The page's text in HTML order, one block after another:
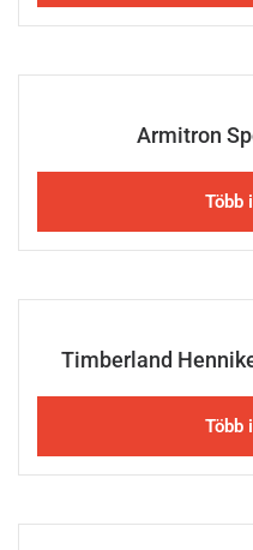
Armitron
Több
Timberland
Több